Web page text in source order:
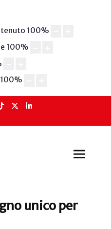
100%
100%
100%
unico per